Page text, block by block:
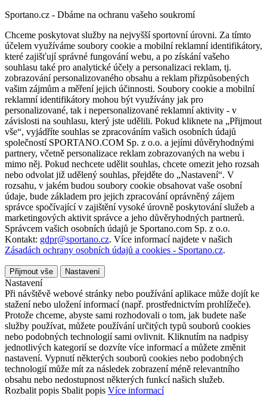
Sportano.cz - Dbáme na ochranu vašeho soukromí
Chceme poskytovat služby na nejvyšší sportovní úrovni. Za tímto
účelem využíváme soubory cookie a mobilní reklamní identifikátory,
které zajišťují správné fungování webu, a po získání vašeho
souhlasu také pro analytické účely a personalizaci reklam, tj.
zobrazování personalizovaného obsahu a reklam přizpůsobených
vašim zájmům a měření jejich účinnosti. Soubory cookie a mobilní
reklamní identifikátory mohou být využívány jak pro
personalizované, tak i nepersonalizované reklamní aktivity - v
závislosti na souhlasu, který jste udělili. Pokud kliknete na „Přijmout
vše“, vyjádříte souhlas se zpracováním vašich osobních údajů
společností SPORTANO.COM Sp. z o.o. a jejími důvěryhodnými
partnery, včetně personalizace reklam zobrazovaných na webu i
mimo něj. Pokud nechcete udělit souhlas, chcete omezit jeho rozsah
nebo odvolat již udělený souhlas, přejděte do „Nastavení“. V
rozsahu, v jakém budou soubory cookie obsahovat vaše osobní
údaje, bude základem pro jejich zpracování oprávněný zájem
správce spočívající v zajištění vysoké úrovně poskytování služeb a
marketingových aktivit správce a jeho důvěryhodných partnerů.
Správcem vašich osobních údajů je Sportano.com Sp. z o.o.
Kontakt: gdpr@sportano.cz. Více informací najdete v našich
Zásadách ochrany osobních údajů a cookies - Sportano.cz.
Přijmout vše Nastavení
Nastavení
Při návštěvě webové stránky nebo používání aplikace může dojít ke
stažení nebo uložení informací (např. prostřednictvím prohlížeče).
Protože chceme, abyste sami rozhodovali o tom, jak budete naše
služby používat, můžete používání určitých typů souborů cookies
nebo podobných technologií sami ovlivnit. Kliknutím na nadpisy
jednotlivých kategorií se dozvíte více informací a můžete změnit
nastavení. Vypnutí některých souborů cookies nebo podobných
technologií může mít za následek zobrazení méně relevantního
obsahu nebo nedostupnost některých funkcí našich služeb.
Rozbalit popis Sbalit popis Více informací